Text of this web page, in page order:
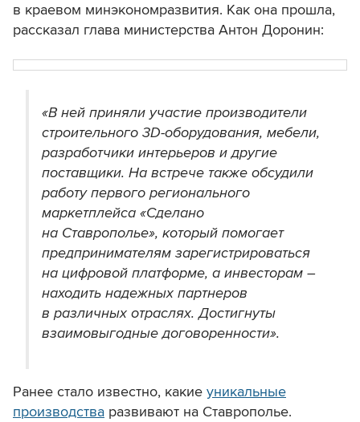
в краевом минэкономразвития. Как она прошла,
рассказал глава министерства Антон Доронин:
«В ней приняли участие производители
строительного 3D-оборудования, мебели,
разработчики интерьеров и другие
поставщики. На встрече также обсудили
работу первого регионального
маркетплейса «Сделано
на Ставрополье», который помогает
предпринимателям зарегистрироваться
на цифровой платформе, а инвесторам –
находить надежных партнеров
в различных отраслях. Достигнуты
взаимовыгодные договоренности».
Ранее стало известно, какие уникальные
производства развивают на Ставрополье.